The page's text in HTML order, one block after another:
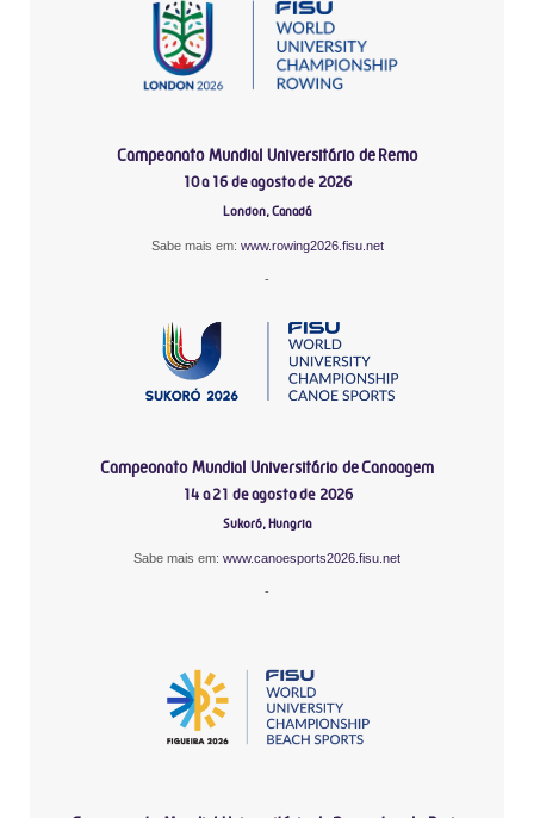
Campeonato Mundial Universitário de Remo
10 a 16 de agosto de 2026
London, Canadá
Sabe mais em: www.rowing2026.fisu.net
-
Campeonato Mundial Universitário de Canoagem
14 a 21 de agosto de 2026
Sukoró, Hungria
Sabe mais em: www.canoesports2026.fisu.net
-